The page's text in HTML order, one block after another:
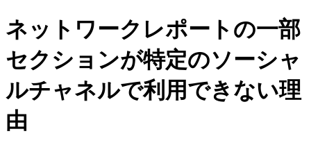
ネットワークレポートの一部
セクションが特定のソーシャ
ルチャネルで利用できない理
由